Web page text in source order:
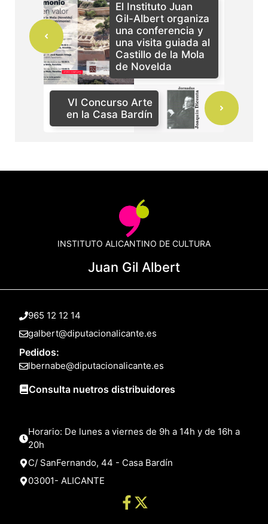
El Instituto Juan
Gil-Albert organiza
una conferencia y
una visita guiada al
Castillo de la Mola
de Novelda
VI Concurso Arte
en la Casa Bardín
INSTITUTO ALICANTINO DE CULTURA
Juan Gil Albert
965 12 12 14
galbert@diputacionalicante.es
Pedidos:
lbernabe@diputacionalicante.es
Consulta nuetros distribuidores
Horario: De lunes a viernes de 9h a 14h y de 16h a
20h
C/ SanFernando, 44 - Casa Bardín
03001- ALICANTE